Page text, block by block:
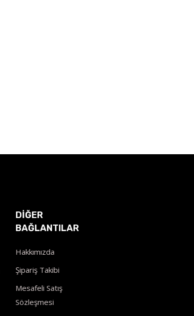
DİĞER
BAĞLANTILAR
Hakkımızda
Şipariş Takibi
Mesafeli Satış
Sözleşmesi